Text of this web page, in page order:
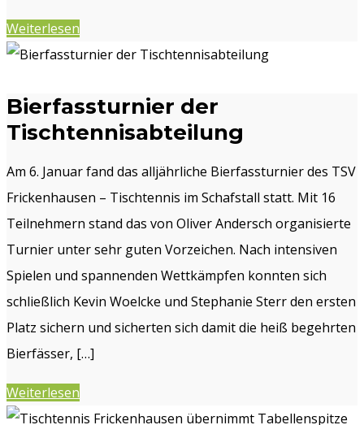
Weiterlesen
Bierfassturnier der
Tischtennisabteilung
Am 6. Januar fand das alljährliche Bierfassturnier des TSV
Frickenhausen – Tischtennis im Schafstall statt. Mit 16
Teilnehmern stand das von Oliver Andersch organisierte
Turnier unter sehr guten Vorzeichen. Nach intensiven
Spielen und spannenden Wettkämpfen konnten sich
schließlich Kevin Woelcke und Stephanie Sterr den ersten
Platz sichern und sicherten sich damit die heiß begehrten
Bierfässer, […]
Weiterlesen